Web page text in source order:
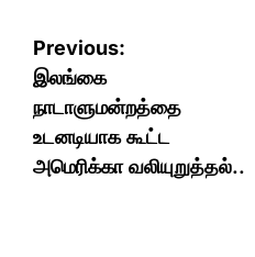
Post
navigation
Previous:
இலங்கை
நாடாளுமன்றத்தை
உடனடியாக கூட்ட
அமெரிக்கா வலியுறுத்தல்..